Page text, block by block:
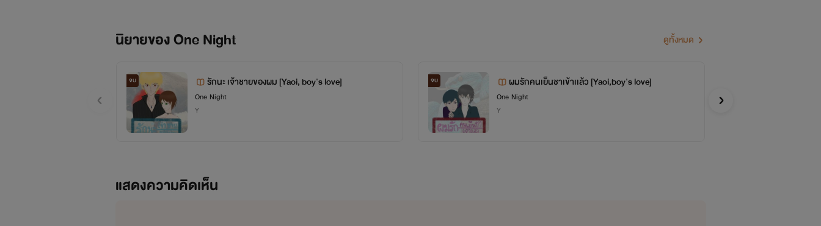
นิยายของ One Night ดูทั้งหมด
จบ รักนะ เจ้าชายของผม [Yaoi, boy's love]
One Night
Y
จบ ผมรักคนเย็นชาเข้าเเล้ว [Yaoi,boy's love]
One Night
Y
แสดงความคิดเห็น